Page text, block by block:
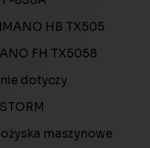
HB TX505
FH TX5058
nie dotyczy
STORM
maszynowe